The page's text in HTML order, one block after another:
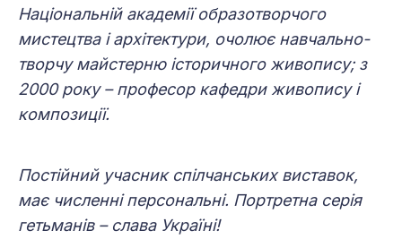
Національній академії образотворчого
мистецтва і архітектури, очолює навчально-
творчу майстерню історичного живопису; з
2000 року – професор кафедри живопису і
композиції.
Постійний учасник спілчанських виставок,
має численні персональні. Портретна серія
гетьманів – слава Україні!